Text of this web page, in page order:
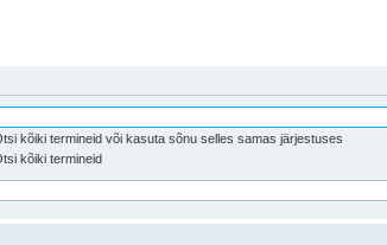
kõiki termineid või kasuta sõnu selles samas järjestuses
kõiki termineid